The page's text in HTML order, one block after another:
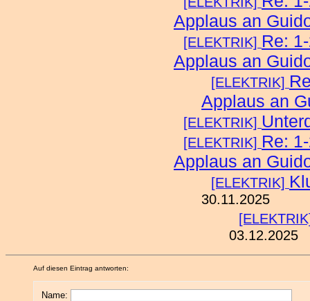
Applaus an
[ELEKTRIK] Re:
Applaus an
[ELEKTRIK]
Applaus an
[ELEKTRIK]
[ELEKTRIK] Re:
Applaus an
[ELEKTRIK]
30.11.2025
03.12.2025
Auf diesen Eintrag antworten:
Name: